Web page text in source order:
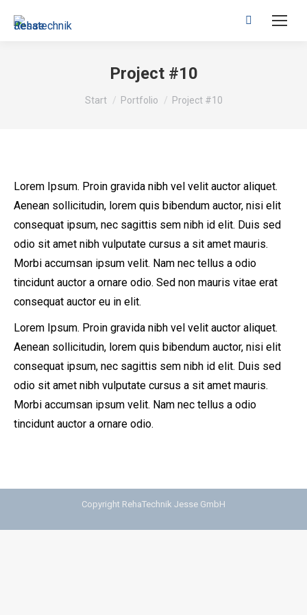
Search:
Project #10
Sie befinden sich hier:
Start Portfolio Project #10
Lorem Ipsum. Proin gravida nibh vel velit auctor aliquet.
Aenean sollicitudin, lorem quis bibendum auctor, nisi elit
consequat ipsum, nec sagittis sem nibh id elit. Duis sed
odio sit amet nibh vulputate cursus a sit amet mauris.
Morbi accumsan ipsum velit. Nam nec tellus a odio
tincidunt auctor a ornare odio. Sed non mauris vitae erat
consequat auctor eu in elit.
Lorem Ipsum. Proin gravida nibh vel velit auctor aliquet.
Aenean sollicitudin, lorem quis bibendum auctor, nisi elit
consequat ipsum, nec sagittis sem nibh id elit. Duis sed
odio sit amet nibh vulputate cursus a sit amet mauris.
Morbi accumsan ipsum velit. Nam nec tellus a odio
tincidunt auctor a ornare odio.
Copyright RehaTechnik Jesse GmbH